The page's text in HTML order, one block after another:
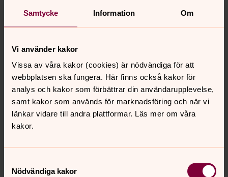
Samtycke Information Om
Vi använder kakor
Vissa av våra kakor (cookies) är nödvändiga för att
webbplatsen ska fungera. Här finns också kakor för
analys och kakor som förbättrar din användarupplevelse,
samt kakor som används för marknadsföring och när vi
länkar vidare till andra plattformar. Läs mer om våra
kakor.
Nödvändiga kakor
Arbetet genomfördes av byggnadsantikvarie Lisa
Skanser från Stiftelsen Kulturmiljövård och timmerman
Här kan du ladda ner slutrapporten om medeltida
takstolar (pdf).